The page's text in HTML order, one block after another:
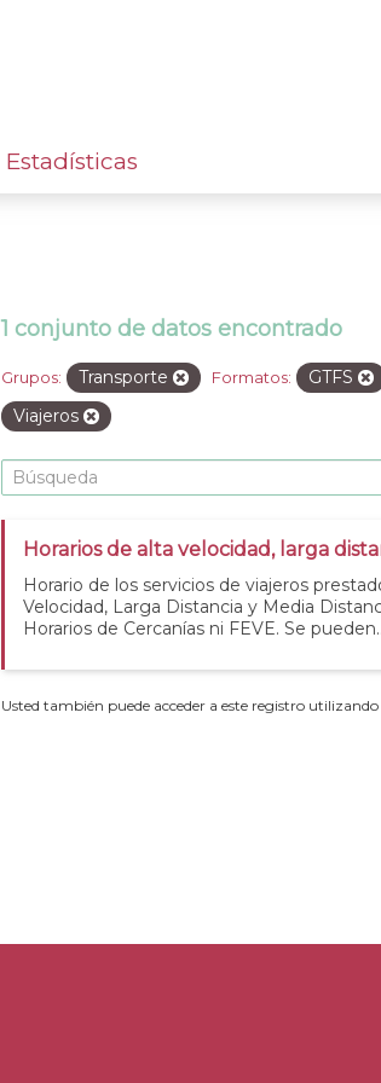
Estadísticas
1 conjunto de datos encontrado
Grupos: Transporte Formatos: GTFS
Viajeros
Horarios de alta velocidad, larga
Horario de los servicios de viajeros
Velocidad, Larga Distancia y Media
Horarios de Cercanías ni FEVE. Se
Usted también puede acceder a este registro utilizando